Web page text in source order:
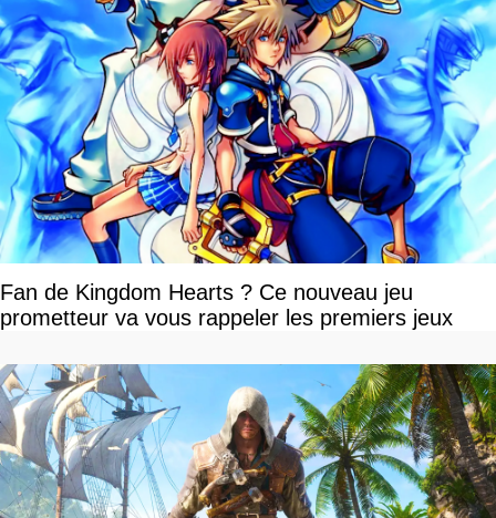
Fan de Kingdom Hearts ? Ce nouveau jeu
prometteur va vous rappeler les premiers jeux